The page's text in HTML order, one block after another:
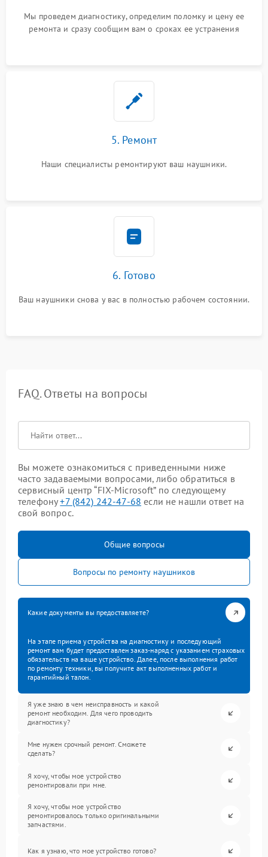
Мы проведем диагностику, определим поломку и цену ее
ремонта и сразу сообщим вам о сроках ее устранения
5. Ремонт
Наши специалисты ремонтируют ваш наушники.
6. Готово
Ваш наушники снова у вас в полностью рабочем состоянии.
FAQ. Ответы на вопросы
Вы можете ознакомиться с приведенными ниже
часто задаваемыми вопросами, либо обратиться в
сервисный центр “FIX-Microsoft” по следующему
телефону+7 (842) 242-47-68 если не нашли ответ на
свой вопрос.
Общие вопросы
Вопросы по ремонту наушников
Какие документы вы предоставляете?
На этапе приема устройства на диагностику и последующий
ремонт вам будет предоставлен заказ-наряд с указанием страховых
обязательств на ваше устройство. Далее, после выполнения работ
по ремонту техники, вы получите акт выполненных работ и
гарантийный талон.
Я уже знаю в чем неисправность и какой
ремонт необходим. Для чего проводить
диагностику?
Мне нужен срочный ремонт. Сможете
сделать?
Я хочу, чтобы мое устройство
ремонтировали при мне.
Я хочу, чтобы мое устройство
ремонтировалось только оригинальными
запчастями.
Как я узнаю, что мое устройство готово?